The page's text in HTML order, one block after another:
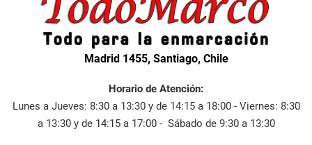
Madrid 1455, Santiago, Chile
Horario de Atención:
Lunes a Jueves: 8:30 a 13:30 y de 14:15 a 18:00 - Viernes: 8:30
a 13:30 y de 14:15 a 17:00 - Sábado de 9:30 a 13:30